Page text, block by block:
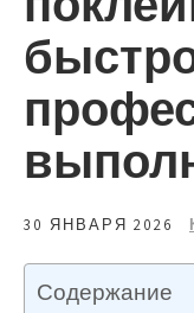
30 ЯНВАРЯ 2026
Содержание